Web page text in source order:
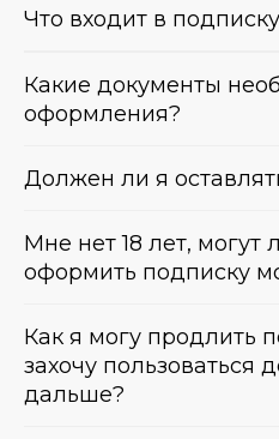
Что входит в
Какие документы
оформления?
Должен ли я
Мне нет 18 лет, могут
оформить подписку
Как я могу продлить
захочу пользоваться
дальше?